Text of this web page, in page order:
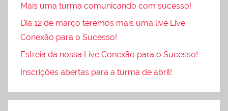
Mais uma turma comunicando com sucesso!
Dia 12 de março teremos mais uma live Live
Conexão para o Sucesso!
Estreia da nossa Live Conexão para o Sucesso!
Inscrições abertas para a turma de abril!